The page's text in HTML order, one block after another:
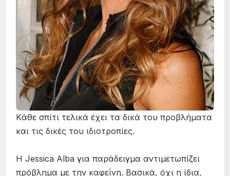
Kάθε σπίτι τελικά έχει τα δικά του προβλήματα
και τις δικές του ιδιοτροπίες.
H Jessica Alba για παράδειγμα αντιμετωπίζει
πρόβλημα με την καφεΐνη. Βασικά, όχι η ίδια,